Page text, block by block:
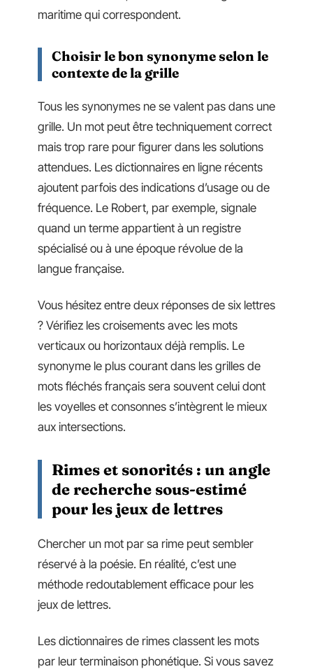
maritime qui correspondent.
Choisir le bon synonyme selon le
contexte de la grille
Tous les synonymes ne se valent pas dans une
grille. Un mot peut être techniquement correct
mais trop rare pour figurer dans les solutions
attendues. Les dictionnaires en ligne récents
ajoutent parfois des indications d’usage ou de
fréquence. Le Robert, par exemple, signale
quand un terme appartient à un registre
spécialisé ou à une époque révolue de la
langue française.
Vous hésitez entre deux réponses de six lettres
? Vérifiez les croisements avec les mots
verticaux ou horizontaux déjà remplis. Le
synonyme le plus courant dans les grilles de
mots fléchés français sera souvent celui dont
les voyelles et consonnes s’intègrent le mieux
aux intersections.
Rimes et sonorités : un angle
de recherche sous-estimé
pour les jeux de lettres
Chercher un mot par sa rime peut sembler
réservé à la poésie. En réalité, c’est une
méthode redoutablement efficace pour les
jeux de lettres.
Les dictionnaires de rimes classent les mots
par leur terminaison phonétique. Si vous savez